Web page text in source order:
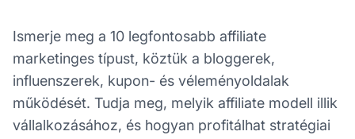
Ismerje meg a 10 legfontosabb affiliate
marketinges típust, köztük a bloggerek,
influenszerek, kupon- és véleményoldalak
működését. Tudja meg, melyik affiliate modell illik
vállalkozásához, és hogyan profitálhat stratégiai